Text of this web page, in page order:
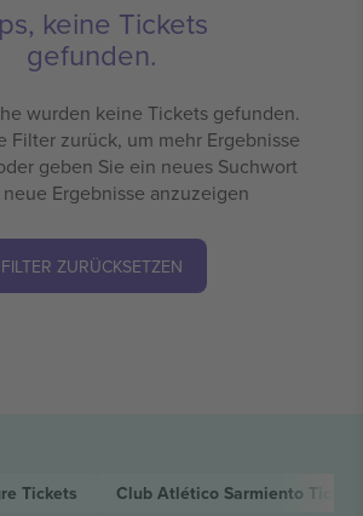
keine Tickets
gefunden.
wurden keine Tickets gefunden.
Filter zurück, um mehr Ergebnisse
geben Sie ein neues Suchwort
Ergebnisse anzuzeigen
FILTER ZURÜCKSETZEN
Tickets Club Atlético Sarmiento Tickets